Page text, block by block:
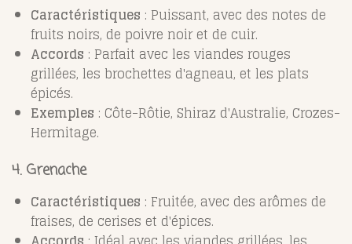
Caractéristiques : Puissant, avec des notes de
fruits noirs, de poivre noir et de cuir.
Accords : Parfait avec les viandes rouges
grillées, les brochettes d'agneau, et les plats
épicés.
Exemples : Côte-Rôtie, Shiraz d'Australie, Crozes-
Hermitage.
4. Grenache
Caractéristiques : Fruitée, avec des arômes de
fraises, de cerises et d'épices.